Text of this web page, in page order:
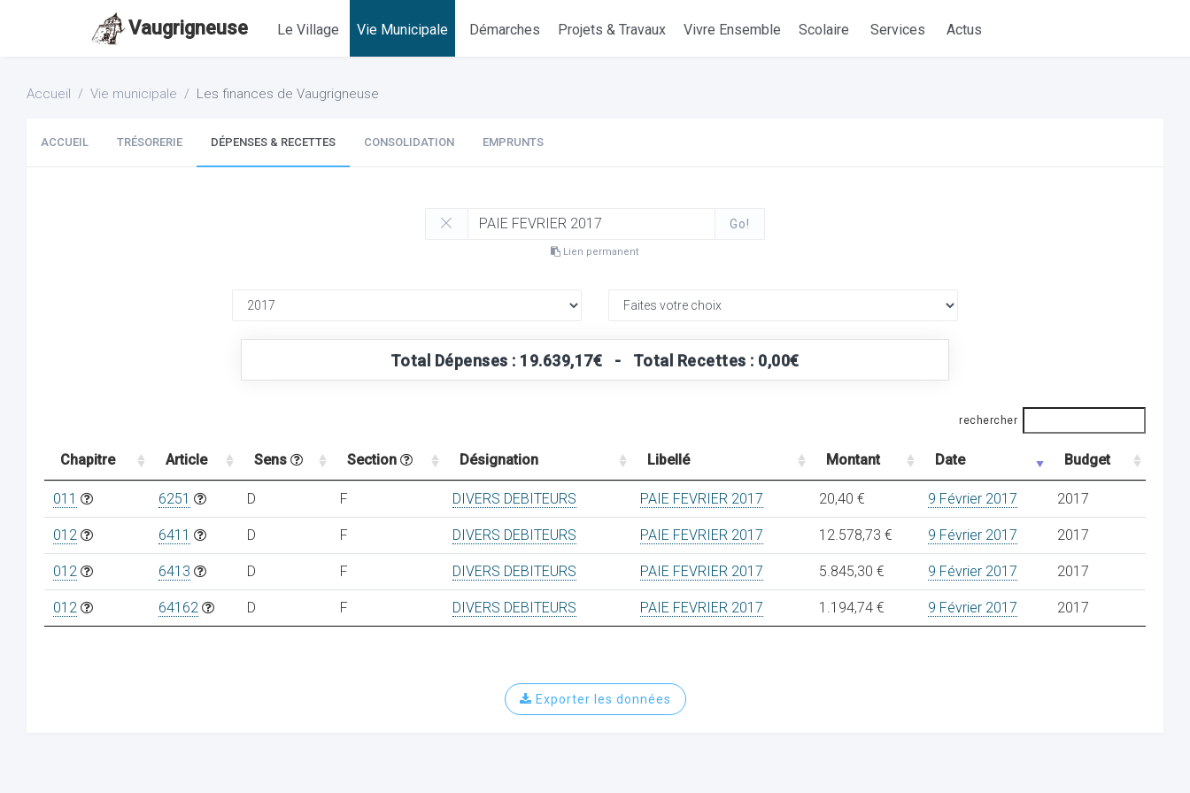
Vaugrigneuse Le Village Vie Municipale Démarches Projets & Travaux Vivre Ensemble Scolaire Services Actus
Accueil Vie municipale Les finances de Vaugrigneuse
ACCUEIL TRÉSORERIE DÉPENSES & RECETTES CONSOLIDATION EMPRUNTS
Go!
Lien permanent
Total Dépenses : 19.639,17€ - Total Recettes : 0,00€
rechercher
Chapitre Article Sens Section Désignation Libellé Montant Date Budget
011 6251 D F DIVERS DEBITEURS PAIE FEVRIER 2017 20,40 € 9 Février 2017 2017
012 6411 D F DIVERS DEBITEURS PAIE FEVRIER 2017 12.578,73 € 9 Février 2017 2017
012 6413 D F DIVERS DEBITEURS PAIE FEVRIER 2017 5.845,30 € 9 Février 2017 2017
012 64162 D F DIVERS DEBITEURS PAIE FEVRIER 2017 1.194,74 € 9 Février 2017 2017
Exporter les données